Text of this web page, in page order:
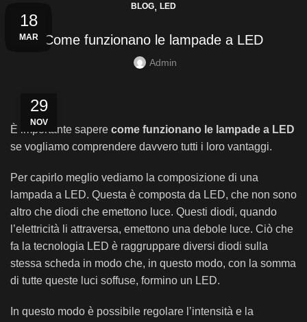
BLOG, LED
Come funzionano le lampade a LED
Admin
29
NOV
È importante sapere come funzionano le lampade a LED
se vogliamo comprendere davvero tutti i loro vantaggi.
Per capirlo meglio vediamo la composizione di una
lampada a LED. Questa è composta da LED, che non sono
altro che diodi che emettono luce. Questi diodi, quando
l’elettricità li attraversa, emettono una debole luce. Ciò che
fa la tecnologia LED è raggruppare diversi diodi sulla
stessa scheda in modo che, in questo modo, con la somma
di tutte queste luci soffuse, formino un LED.
In questo modo è possibile regolare l’intensità e la
24
APR
04
LUG
30
SET
13
MAG
06
MAG
29
APR
22
APR
15
APR
08
APR
01
APR
25
MAR
18
MAR